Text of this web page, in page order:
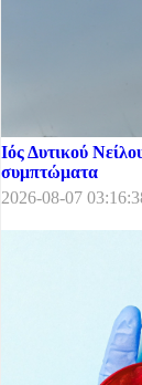
Ιός Δυτικού
συμπτώματα
2026-08-07